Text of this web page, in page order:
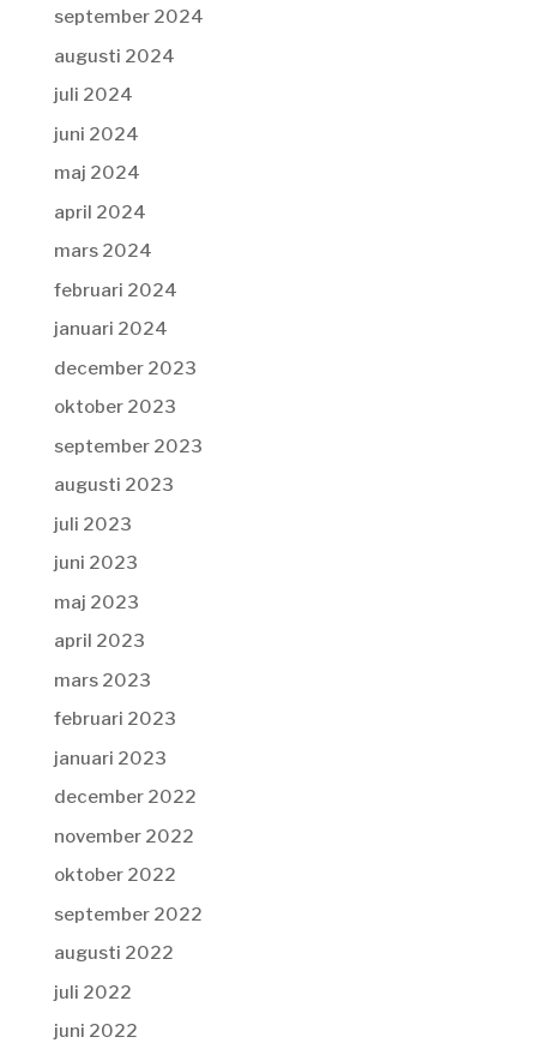
september 2024
augusti 2024
juli 2024
juni 2024
maj 2024
april 2024
mars 2024
februari 2024
januari 2024
december 2023
oktober 2023
september 2023
augusti 2023
juli 2023
juni 2023
maj 2023
april 2023
mars 2023
februari 2023
januari 2023
december 2022
november 2022
oktober 2022
september 2022
augusti 2022
juli 2022
juni 2022